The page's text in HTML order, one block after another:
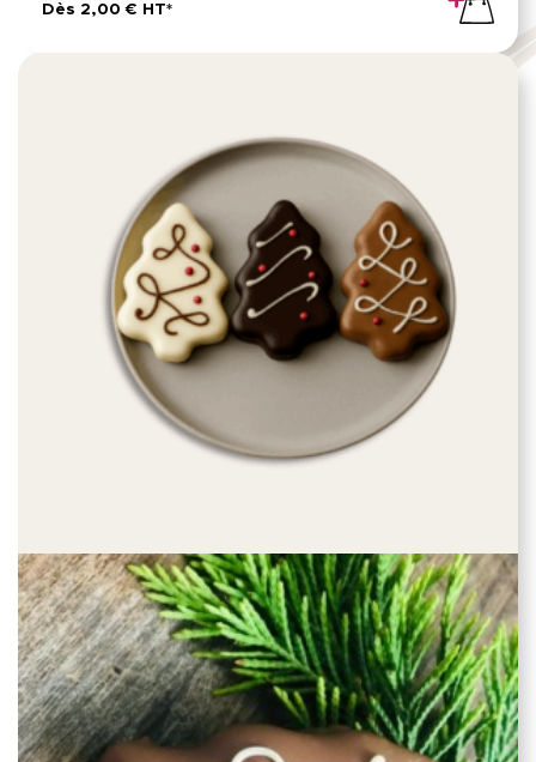
Dès 2,00 € HT*